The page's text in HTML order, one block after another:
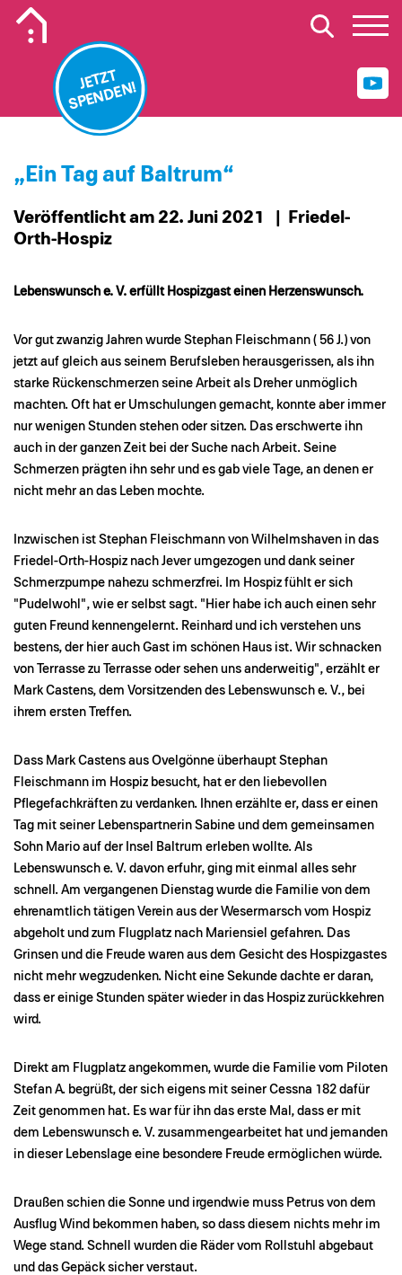
JETZT
SPENDEN!
„Ein Tag auf Baltrum“
Veröffentlicht am 22. Juni 2021
| Friedel-
Orth-Hospiz
Lebenswunsch e. V. erfüllt Hospizgast einen Herzenswunsch.
Vor gut zwanzig Jahren wurde Stephan Fleischmann ( 56 J.) von
jetzt auf gleich aus seinem Berufsleben herausgerissen, als ihn
starke Rückenschmerzen seine Arbeit als Dreher unmöglich
machten. Oft hat er Umschulungen gemacht, konnte aber immer
nur wenigen Stunden stehen oder sitzen. Das erschwerte ihn
auch in der ganzen Zeit bei der Suche nach Arbeit. Seine
Schmerzen prägten ihn sehr und es gab viele Tage, an denen er
nicht mehr an das Leben mochte.
Inzwischen ist Stephan Fleischmann von Wilhelmshaven in das
Friedel-Orth-Hospiz nach Jever umgezogen und dank seiner
Schmerzpumpe nahezu schmerzfrei. Im Hospiz fühlt er sich
"Pudelwohl", wie er selbst sagt. "Hier habe ich auch einen sehr
guten Freund kennengelernt. Reinhard und ich verstehen uns
bestens, der hier auch Gast im schönen Haus ist. Wir schnacken
von Terrasse zu Terrasse oder sehen uns anderweitig", erzählt er
Mark Castens, dem Vorsitzenden des Lebenswunsch e. V., bei
ihrem ersten Treffen.
Dass Mark Castens aus Ovelgönne überhaupt Stephan
Fleischmann im Hospiz besucht, hat er den liebevollen
Pflegefachkräften zu verdanken. Ihnen erzählte er, dass er einen
Tag mit seiner Lebenspartnerin Sabine und dem gemeinsamen
Sohn Mario auf der Insel Baltrum erleben wollte. Als
Lebenswunsch e. V. davon erfuhr, ging mit einmal alles sehr
schnell. Am vergangenen Dienstag wurde die Familie von dem
ehrenamtlich tätigen Verein aus der Wesermarsch vom Hospiz
abgeholt und zum Flugplatz nach Mariensiel gefahren. Das
Grinsen und die Freude waren aus dem Gesicht des Hospizgastes
nicht mehr wegzudenken. Nicht eine Sekunde dachte er daran,
dass er einige Stunden später wieder in das Hospiz zurückkehren
wird.
Direkt am Flugplatz angekommen, wurde die Familie vom Piloten
Stefan A. begrüßt, der sich eigens mit seiner Cessna 182 dafür
Zeit genommen hat. Es war für ihn das erste Mal, dass er mit
dem Lebenswunsch e. V. zusammengearbeitet hat und jemanden
in dieser Lebenslage eine besondere Freude ermöglichen würde.
Draußen schien die Sonne und irgendwie muss Petrus von dem
Ausflug Wind bekommen haben, so dass diesem nichts mehr im
Wege stand. Schnell wurden die Räder vom Rollstuhl abgebaut
und das Gepäck sicher verstaut.
Mobiles Logo Mission Lebenshaus